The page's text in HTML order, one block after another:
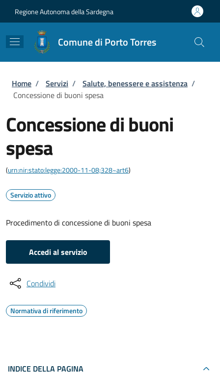
Regione Autonoma della Sardegna
Comune di Porto Torres
Briciole di pane
Home / Servizi / Salute, benessere e assistenza /
Concessione di buoni spesa
Concessione di buoni
spesa
(urn:nir:stato:legge:2000-11-08;328~art6)
Servizio attivo
Procedimento di concessione di buoni spesa
Accedi al servizio
Condividi
Normativa di riferimento
INDICE DELLA PAGINA